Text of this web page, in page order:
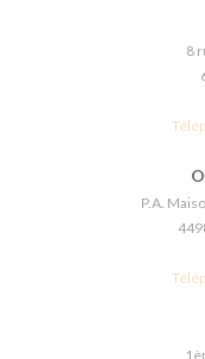
8
P.A.